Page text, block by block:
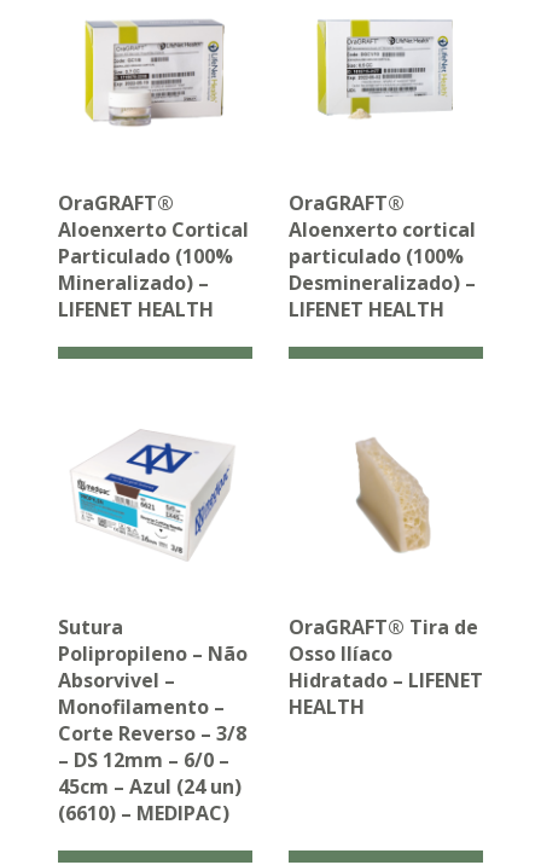
OraGRAFT®
Aloenxerto Cortical
Particulado (100%
Mineralizado) –
LIFENET HEALTH
OraGRAFT®
Aloenxerto cortical
particulado (100%
Desmineralizado) –
LIFENET HEALTH
Sutura
Polipropileno – Não
Absorvivel –
Monofilamento –
Corte Reverso – 3/8
– DS 12mm – 6/0 –
45cm – Azul (24 un)
(6610) – MEDIPAC)
OraGRAFT® Tira de
Osso Ilíaco
Hidratado – LIFENET
HEALTH